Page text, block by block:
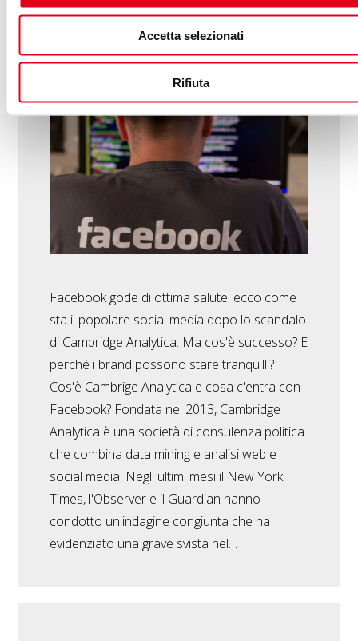
Accetta selezionati
Rifiuta
Cambridge Analytica e
perché Facebook sta
benissimo
Facebook gode di ottima salute: ecco come
sta il popolare social media dopo lo scandalo
di Cambridge Analytica. Ma cos'è successo? E
perché i brand possono stare tranquilli?
Cos'è Cambrige Analytica e cosa c'entra con
Facebook? Fondata nel 2013, Cambridge
Analytica è una società di consulenza politica
che combina data mining e analisi web e
social media. Negli ultimi mesi il New York
Times, l'Observer e il Guardian hanno
condotto un'indagine congiunta che ha
evidenziato una grave svista nel…